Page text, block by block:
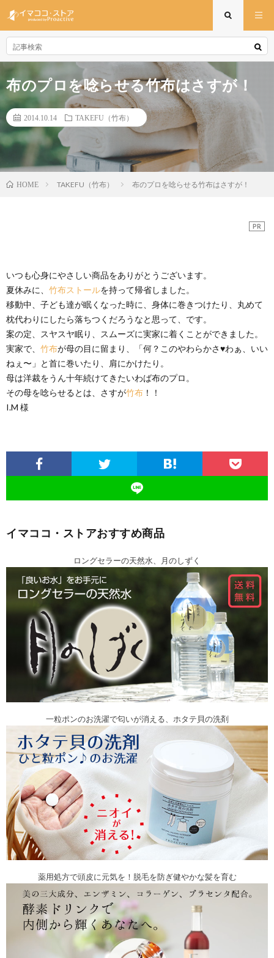
布のプロを唸らせる竹布はさすが！
2014.10.14 TAKEFU（竹布）
HOME TAKEFU（竹布） 布のプロを唸らせる竹布はさすが！
PR
いつも心身にやさしい商品をありがとうございます。
夏休みに、 竹布ストールを持って帰省しました。
移動中、子ども達が眠くなった時に、身体に巻きつけたり、丸めて
枕代わりにしたら落ちつくだろうなと思って、です。
案の定、スヤスヤ眠り、スムーズに実家に着くことができました。
実家で、 竹布が母の目に留まり、「何？このやわらかさ♥わぁ、いい
ねぇ〜」と首に巻いたり、肩にかけたり。
母は洋裁をうん十年続けてきたいわば布のプロ。
その母を唸らせるとは、さすが竹布 ！！
I.M 様
イマココ・ストアおすすめ商品
ロングセラーの天然水、月のしずく
一粒ポンのお洗濯で匂いが消える、ホタテ貝の洗剤
薬用処方で頭皮に元気を！脱毛を防ぎ健やかな髪を育む